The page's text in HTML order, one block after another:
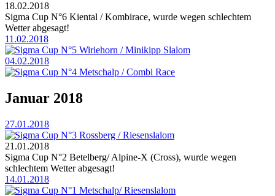
18.02.2018
Sigma Cup N°6 Kiental / Kombirace, wurde wegen schlechtem
Wetter abgesagt!
11.02.2018
Sigma Cup N°5 Wiriehorn / Minikipp Slalom
04.02.2018
Sigma Cup N°4 Metschalp / Combi Race
Januar 2018
27.01.2018
Sigma Cup N°3 Rossberg / Riesenslalom
21.01.2018
Sigma Cup N°2 Betelberg/ Alpine-X (Cross), wurde wegen
schlechtem Wetter abgesagt!
14.01.2018
Sigma Cup N°1 Metschalp/ Riesenslalom